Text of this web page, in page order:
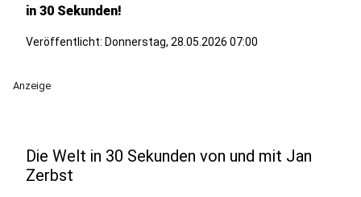
in 30 Sekunden!
Veröffentlicht: Donnerstag, 28.05.2026 07:00
Anzeige
Die Welt in 30 Sekunden von und mit Jan
Zerbst